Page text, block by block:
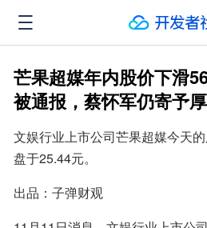
芒果超媒年内股价下滑
被通报，蔡怀军仍寄予
文娱行业上市公司芒果超媒今天
盘于25.44元。
出品：子弹财观